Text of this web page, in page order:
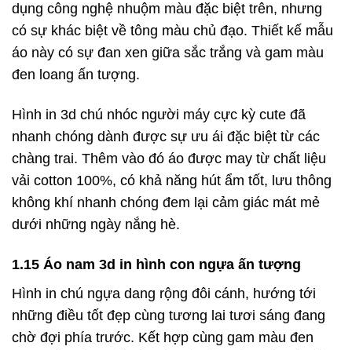
dụng công nghệ nhuộm màu đặc biệt trên, nhưng
có sự khác biệt về tông màu chủ đạo. Thiết kế mẫu
áo này có sự đan xen giữa sắc trắng và gam màu
đen loang ấn tượng.
Hình in 3d chú nhóc người máy cực kỳ cute đã
nhanh chóng dành được sự ưu ái đặc biệt từ các
chàng trai. Thêm vào đó áo được may từ chất liệu
vải cotton 100%, có khả năng hút ẩm tốt, lưu thông
không khí nhanh chóng đem lại cảm giác mát mẻ
dưới những ngày nắng hè.
1.15 Áo nam 3d in hình con ngựa ấn tượng
Hình in chú ngựa dang rộng đôi cánh, hướng tới
những điều tốt đẹp cùng tương lai tươi sáng đang
chờ đợi phía trước. Kết hợp cùng gam màu đen